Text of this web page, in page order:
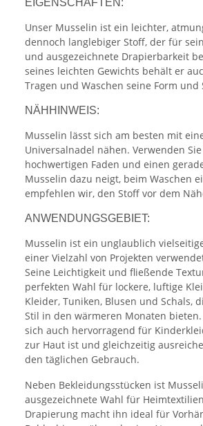
EIGENSCHAFTEN:
Unser Musselin ist ein leichter,
dennoch langlebiger Stoff, der für
und ausgezeichnete Drapierbarkeit
seines leichten Gewichts behält er
Tragen und Waschen seine Form und
NÄHHINWEIS:
Musselin lässt sich am besten mit
Universalnadel nähen. Verwenden
hochwertigen Faden und einen
Musselin dazu neigt, beim Waschen
empfehlen wir, den Stoff vor dem
ANWENDUNGSGEBIET:
Musselin ist ein unglaublich
einer Vielzahl von Projekten
Seine Leichtigkeit und fließende
perfekten Wahl für lockere, luftige
Kleider, Tuniken, Blusen und Schals,
Stil in den wärmeren Monaten
sich auch hervorragend für
zur Haut ist und gleichzeitig
den täglichen Gebrauch.
Neben Bekleidungsstücken ist
ausgezeichnete Wahl für
Drapierung macht ihn ideal für